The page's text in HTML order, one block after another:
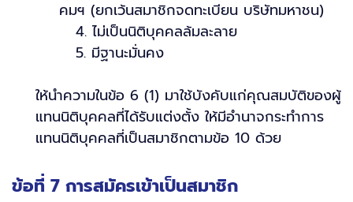
คมฯ (ยกเว้นสมาชิกจดทะเบียน บริษัทมหาชน)
4. ไม่เป็นนิติบุคคลล้มละลาย
5. มีฐานะมั่นคง
ให้นำความในข้อ 6 (1) มาใช้บังคับแก่คุณสมบัติของผู้
แทนนิติบุคคลที่ได้รับแต่งตั้ง ให้มีอำนาจกระทำการ
แทนนิติบุคคลที่เป็นสมาชิกตามข้อ 10 ด้วย
ข้อที่ 7 การสมัครเข้าเป็นสมาชิก